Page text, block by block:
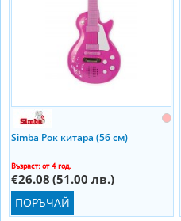
Simba Рок китара (56 см)
Възраст: от 4 год.
€26.08 (51.00 лв.)
ПОРЪЧАЙ